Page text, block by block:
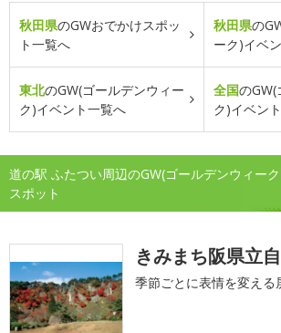
秋田県のGWおでかけスポッ
ト一覧へ
秋田県の
ーク)イベ
東北のGW(ゴールデンウィー
ク)イベント一覧へ
全国のGW(
ク)イベン
道の駅 ふたつい周辺のGW(ゴールデンウィー
スポット
きみまち阪県立
季節ごとに表情を変える